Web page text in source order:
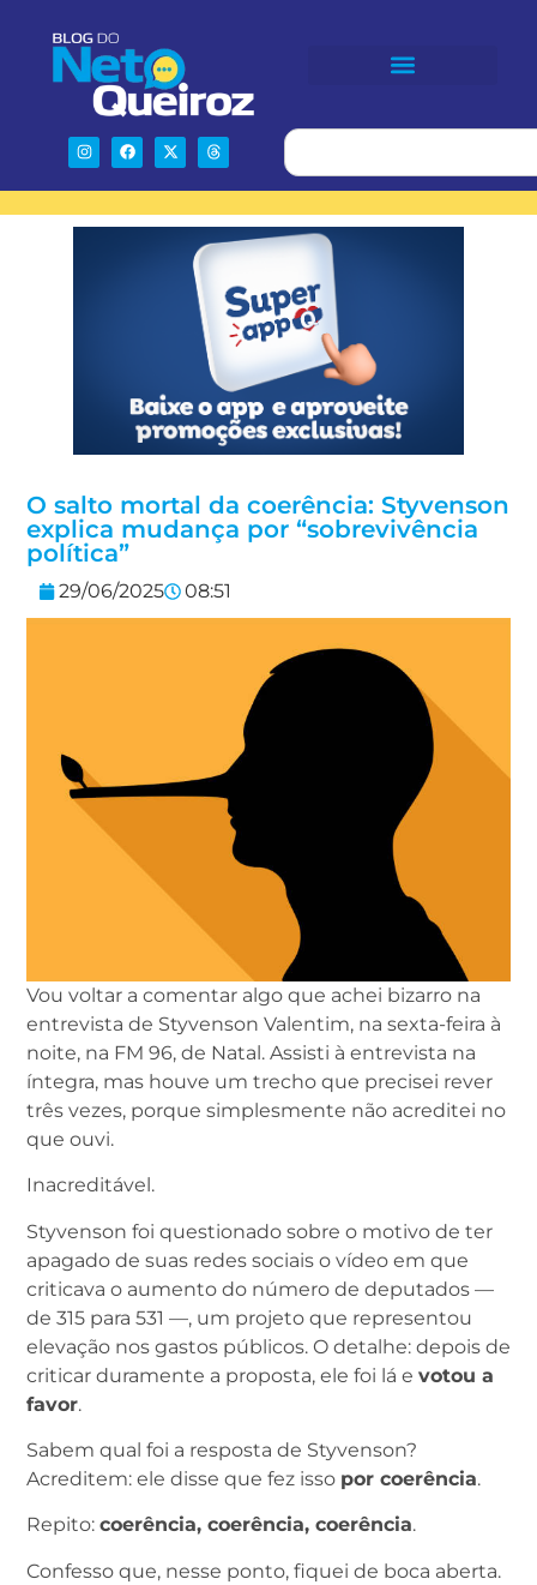
O salto mortal da coerência: Styvenson
explica mudança por “sobrevivência
política”
29/06/2025 08:51
Vou voltar a comentar algo que achei bizarro na
entrevista de Styvenson Valentim, na sexta-feira à
noite, na FM 96, de Natal. Assisti à entrevista na
íntegra, mas houve um trecho que precisei rever
três vezes, porque simplesmente não acreditei no
que ouvi.
Inacreditável.
Styvenson foi questionado sobre o motivo de ter
apagado de suas redes sociais o vídeo em que
criticava o aumento do número de deputados —
de 315 para 531 —, um projeto que representou
elevação nos gastos públicos. O detalhe: depois de
criticar duramente a proposta, ele foi lá e votou a
favor.
Sabem qual foi a resposta de Styvenson?
Acreditem: ele disse que fez isso por coerência.
Repito: coerência, coerência, coerência.
Confesso que, nesse ponto, fiquei de boca aberta.